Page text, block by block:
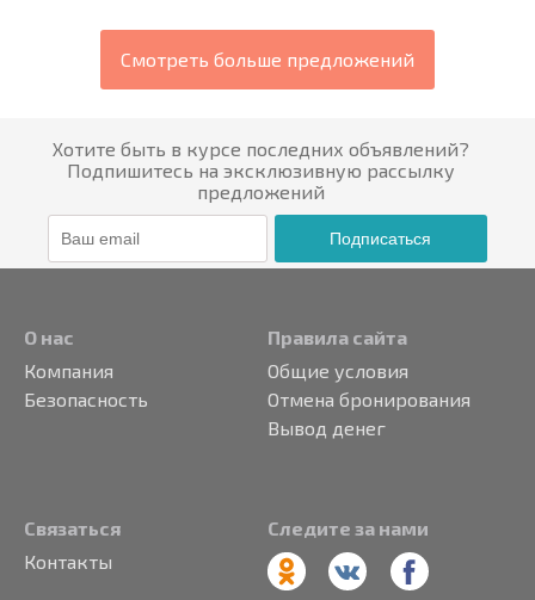
Смотреть больше предложений
Хотите быть в курсе последних объявлений?
Подпишитесь на эксклюзивную рассылку
предложений
Подписаться
О нас
Компания
Безопасность
Правила сайта
Общие условия
Отмена бронирования
Вывод денег
Связаться
Контакты
Следите за нами